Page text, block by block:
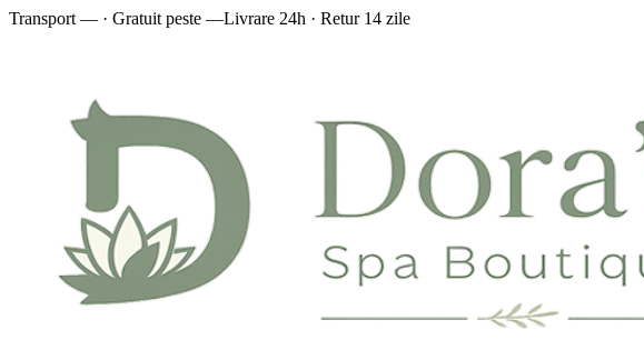
Transport — · Gratuit peste —Livrare 24h · Retur 14 zile